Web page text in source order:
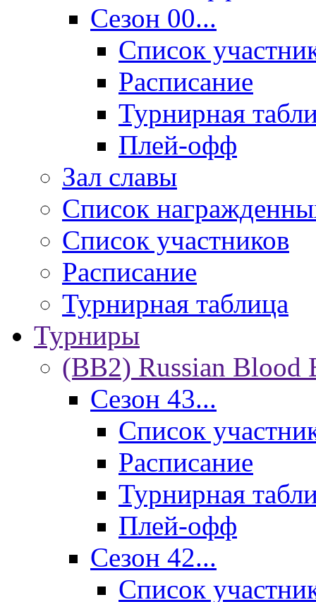
Сезон 00...
Список
Расписание
Турнирная
Плей-офф
Зал славы
Список
Список участников
Расписание
Турнирная таблица
Турниры
(BB2) Russian Blood
Сезон 43...
Список
Расписание
Турнирная
Плей-офф
Сезон 42...
Список